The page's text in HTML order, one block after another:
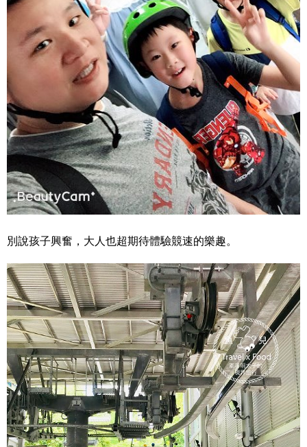
別說孩子興奮，大人也超期待體驗競速的樂趣。